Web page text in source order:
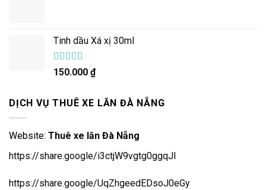
Tinh dầu Xá xị 30ml
Được xếp
5
150.000 ₫
DỊCH VỤ THUÊ XE LĂN ĐÀ NẴNG
Website: Thuê xe lăn Đà Nẵng
https://share.google/i3ctjW9vgtg0ggqJl
https://share.google/UqZhgeedEDsoJ0eGy